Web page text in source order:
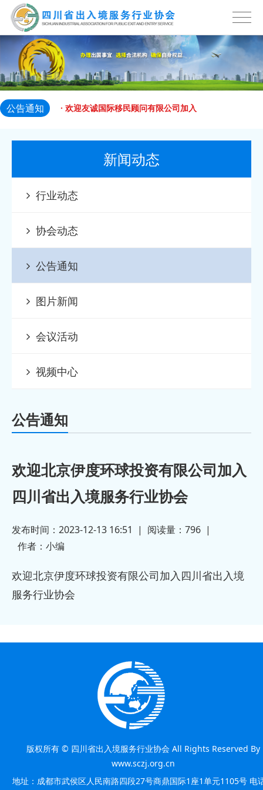
公告通知
入四 2024-04-07
· 欢迎ABIC 移民 加入四川省出入境服
务 2023-12-13
· 欢迎北京伊度环球投资有限公司加入
四川省出 2023-12-13
· 欢迎友诚国际移民顾问有限公司加入
四川省出 2023-12-13
· 欢迎成都侨景出国咨询服务有限公司
加入四川 2023-12-13
· 欢迎成都嘉德环宇商务信息咨询有限
公司 2024-04-07
· 欢迎 成都好当随国际旅行社有限责任
公司 2024-04-07
· 欢迎 成都翰译翻译有限公司 加入四川
务
· 欢迎北京伊度环球投资有限公司加入
四川省出 2023-12-13
· 欢迎友诚国际移民顾问有限公司加入
四川省出 2023-12-13
· 欢迎成都侨景出国咨询服务有限公司
加入四川 2023-12-13
· 欢迎成都嘉德环宇商务信息咨询有限
新闻动态
行业动态
协会动态
公告通知
图片新闻
会议活动
视频中心
公告通知
欢迎北京伊度环球投资有限公司加入
四川省出入境服务行业协会
发布时间：2023-12-13 16:51 | 阅读量： 796 |
作者： 小编
欢迎北京伊度环球投资有限公司加入四川省出入境
服务行业协会
版权所有 © 四川省出入境服务行业协会 All Rights Reserved By
www.sczj.org.cn
地址：成都市武侯区人民南路四段27号商鼎国际1座1单元1105号 电